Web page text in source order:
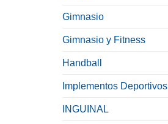
Gimnasio
Gimnasio y Fitness
Handball
Implementos Deportivos
INGUINAL